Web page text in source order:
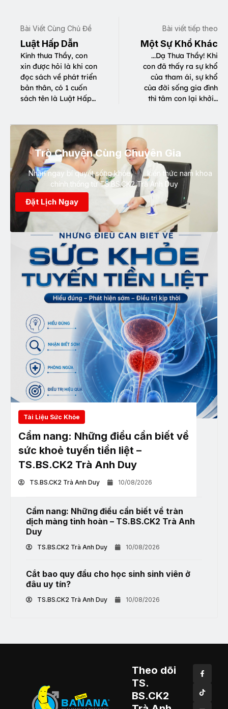
Bài Viết Cùng Chủ Đề
Luật Hấp Dẫn
Kính thưa Thầy, con
xin được hỏi là khi con
đọc sách về phát triển
bản thân, có 1 cuốn
sách tên là Luật Hấp…
Bài viết tiếp theo
Một Sự Khổ Khác
...Dạ Thưa Thầy! Khi
con đã thấy ra sự khổ
của tham ái, sự khổ
của đời sống gia đình
thì tâm con lại khởi…
Trò Chuyện Cùng Chuyên Gia
Nhận ngay bí quyết sống khỏe, kiến thức nam khoa
chính thống từ TS.BS.CK2 Trà Anh Duy
Đặt Lịch Ngay
Tài Liệu Sức Khỏe
Cẩm nang: Những điều cần biết về
sức khoẻ tuyến tiền liệt –
TS.BS.CK2 Trà Anh Duy
TS.BS.CK2 Trà Anh Duy 10/08/2026
Cẩm nang: Những điều cần biết về tràn
dịch màng tinh hoàn – TS.BS.CK2 Trà Anh
Duy
TS.BS.CK2 Trà Anh Duy 10/08/2026
Cắt bao quy đầu cho học sinh sinh viên ở
đâu uy tín?
TS.BS.CK2 Trà Anh Duy 10/08/2026
Theo dõi
TS.
BS.CK2